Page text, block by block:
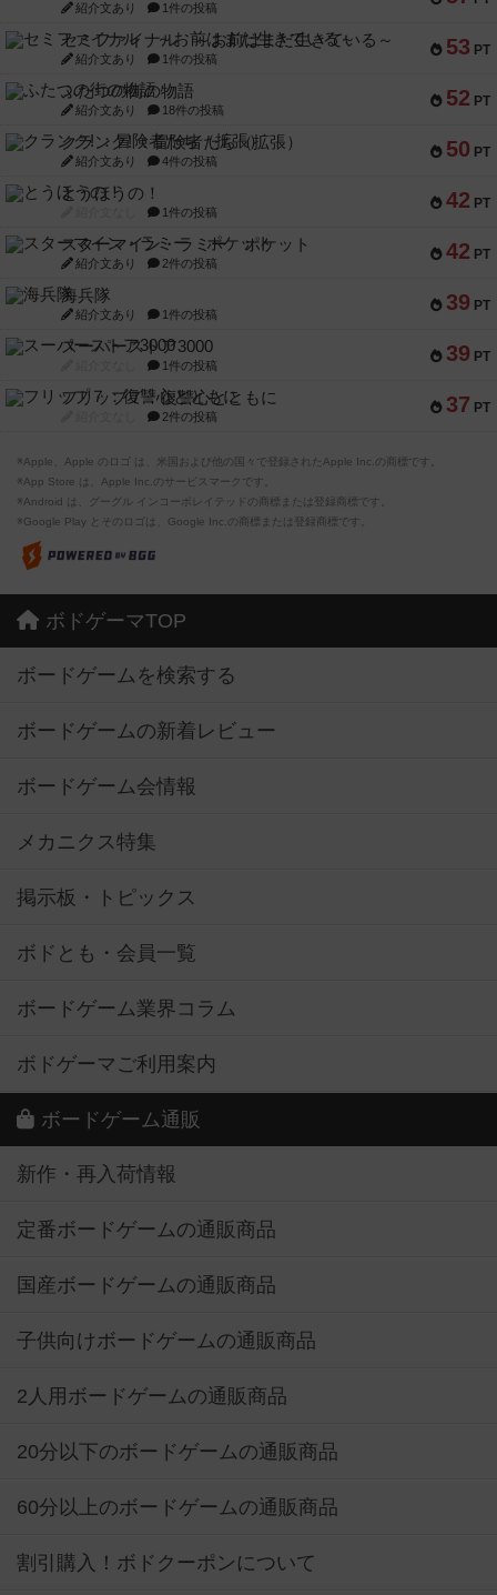
紹介文あり 1件の投稿
53 PT
セミファイナル ～お前はまだ生きている～
紹介文あり 1件の投稿
52 PT
ふたつの街の物語
紹介文あり 18件の投稿
50 PT
クランク! ：冒険者たち（拡張）
紹介文あり 4件の投稿
42 PT
とうほうの！
1件の投稿
42 PT
スターマイン・ラミー ポケット
紹介文あり 2件の投稿
39 PT
海兵隊
紹介文あり 1件の投稿
39 PT
スーパーストア3000
1件の投稿
37 PT
フリップ７：復讐心とともに
2件の投稿
※Apple、Apple のロゴ は、米国および他の国々で登録されたApple Inc.の商標です。
※App Store は、Apple Inc.のサービスマークです。
※Android は、グーグル インコーポレイテッドの商標または登録商標です。
※Google Play とそのロゴは、Google Inc.の商標または登録商標です。
ボドゲーマTOP
ボードゲームを検索する
ボードゲームの新着レビュー
ボードゲーム会情報
メカニクス特集
掲示板・トピックス
ボドとも・会員一覧
ボードゲーム業界コラム
ボドゲーマご利用案内
ボードゲーム通販
新作・再入荷情報
定番ボードゲームの通販商品
国産ボードゲームの通販商品
子供向けボードゲームの通販商品
2人用ボードゲームの通販商品
20分以下のボードゲームの通販商品
60分以上のボードゲームの通販商品
割引購入！ボドクーポンについて